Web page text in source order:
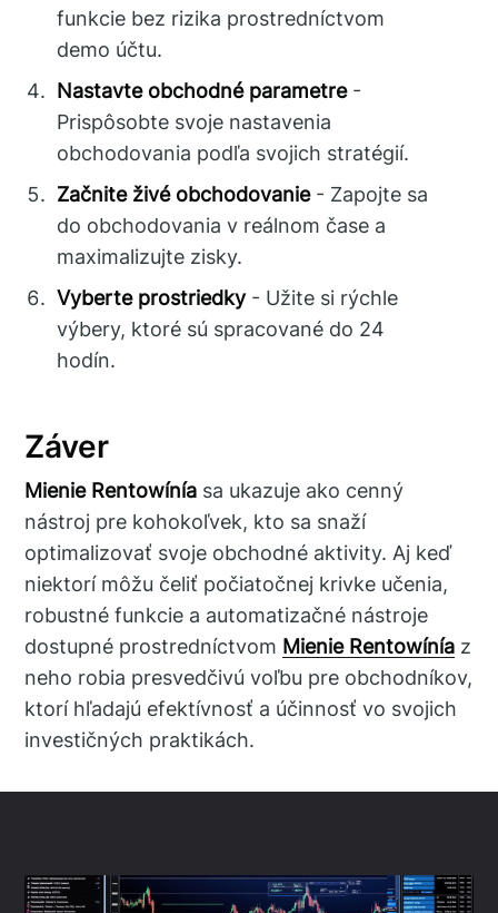
funkcie bez rizika prostredníctvom
demo účtu.
Nastavte obchodné parametre-
Prispôsobte svoje nastavenia
obchodovania podľa svojich stratégií.
Začnite živé obchodovanie- Zapojte sa
do obchodovania v reálnom čase a
maximalizujte zisky.
Vyberte prostriedky- Užite si rýchle
výbery, ktoré sú spracované do 24
hodín.
Záver
Mienie Rentowínía sa ukazuje ako cenný
nástroj pre kohokoľvek, kto sa snaží
optimalizovať svoje obchodné aktivity. Aj keď
niektorí môžu čeliť počiatočnej krivke učenia,
robustné funkcie a automatizačné nástroje
dostupné prostredníctvom Mienie Rentowínía z
neho robia presvedčivú voľbu pre obchodníkov,
ktorí hľadajú efektívnosť a účinnosť vo svojich
investičných praktikách.